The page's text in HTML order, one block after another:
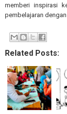
memberi inspirasi
pembelajaran
Related Posts: